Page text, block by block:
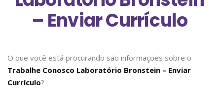
– Enviar Currículo
O que você está procurando são informações sobre o
Trabalhe Conosco Laboratório Bronstein – Enviar
Currículo?